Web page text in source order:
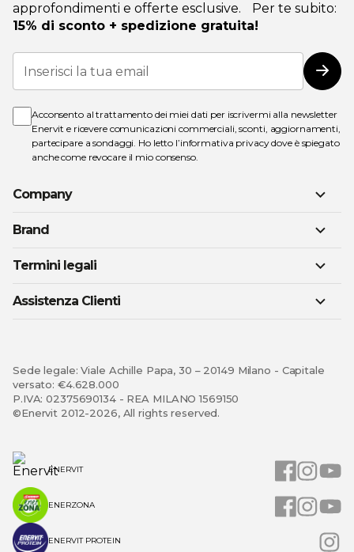
approfondimenti e offerte esclusive. Per te subito:
15% di sconto + spedizione gratuita!
Iscriviti
alla
nostra
Acconsento al trattamento dei miei dati per iscrivermi alla newsletter
Enervit e ricevere comunicazioni commerciali, sconti, aggiornamenti,
partecipare a sondaggi. Ho letto l’informativa privacydove è spiegato
anche come revocare il mio consenso.
Company
Brand
Termini legali
Assistenza Clienti
Sede legale: Viale Achille Papa, 30 – 20149 Milano - Capitale
versato: €4.628.000
P.IVA: 02375690134 - REA MILANO 1569150
©Enervit 2012-2026, All rights reserved.
ENERVIT
ENERZONA
ENERVIT PROTEIN